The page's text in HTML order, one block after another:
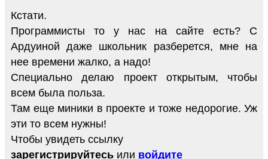
Кстати.
Программисты то у нас на сайте есть? С
Ардуиной даже школьник разберется, мне на
нее времени жалко, а надо!
Специально делаю проект открытым, чтобы
всем была польза.
Там еще миники в проекте и тоже недорогие. Уж
эти то всем нужны!
Чтобы увидеть ссылку
зарегистрируйтесь или войдите